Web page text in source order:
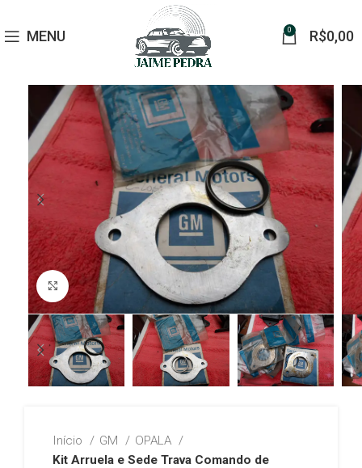
MENU 0 R$0,00
Click to enlarge
Início GM
OPALA
Kit Arruela e Sede Trava Comando de